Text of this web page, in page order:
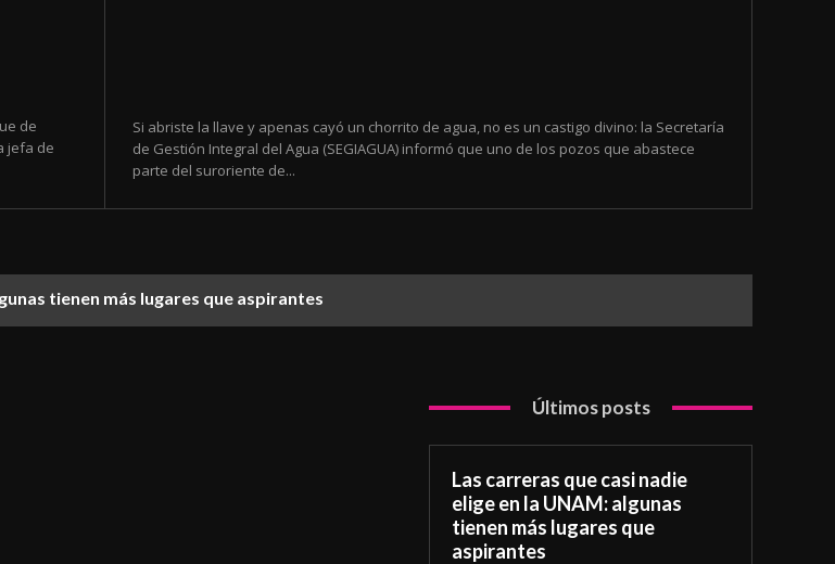
de
jefa de
Si abriste la llave y apenas cayó un chorrito de agua, no es un castigo divino: la Secretaría
de Gestión Integral del Agua (SEGIAGUA) informó que uno de los pozos que abastece
parte del suroriente de...
tienen más lugares que aspirantes
Últimos posts
Las carreras que casi nadie
elige en la UNAM: algunas
tienen más lugares que
aspirantes